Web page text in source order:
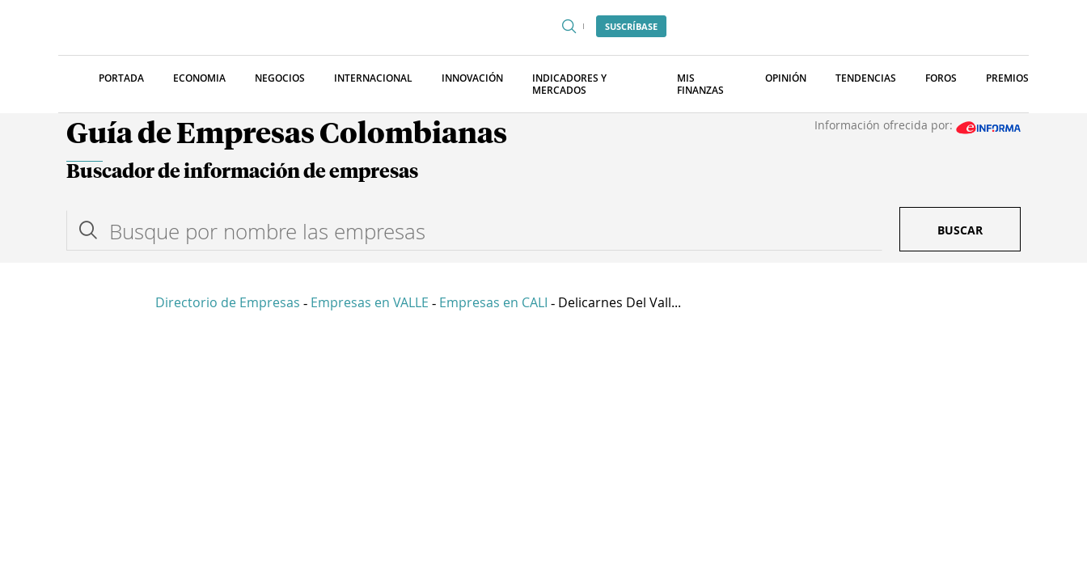
SUSCRÍBASE
PORTADA ECONOMIA NEGOCIOS INTERNACIONAL INNOVACIÓN
INDICADORES Y
MERCADOS
MIS
FINANZAS
OPINIÓN TENDENCIAS FOROS PREMIOS
Guía de Empresas Colombianas Información ofrecida por:
Buscador de información de empresas
BUSCAR
Directorio de Empresas - Empresas en VALLE - Empresas en CALI - Delicarnes Del Vall...